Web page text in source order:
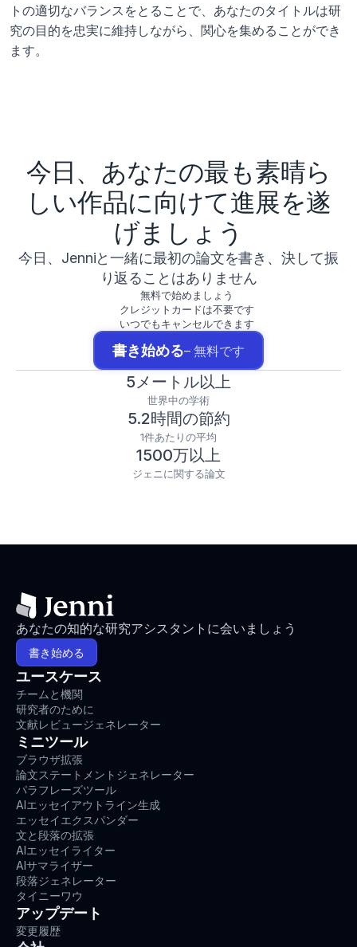
トの適切なバランスをとることで、あなたのタイトルは研
究の目的を忠実に維持しながら、関心を集めることができ
ます。
今日、あなたの最も素晴ら
しい作品に向けて進展を遂
げましょう
今日、Jenniと一緒に最初の論文を書き、決して振
り返ることはありません
無料で始めましょう
クレジットカードは不要です
いつでもキャンセルできます
書き始める– 無料です
5メートル以上
世界中の学術
5.2時間の節約
1件あたりの平均
1500万以上
ジェニに関する論文
あなたの知的な研究アシスタントに会いましょう
書き始める
ユースケース
チームと機関
研究者のために
文献レビュージェネレーター
ミニツール
ブラウザ拡張
論文ステートメントジェネレーター
パラフレーズツール
AIエッセイアウトライン生成
エッセイエクスパンダー
文と段落の拡張
AIエッセイライター
AIサマライザー
段落ジェネレーター
タイニーワウ
アップデート
変更履歴